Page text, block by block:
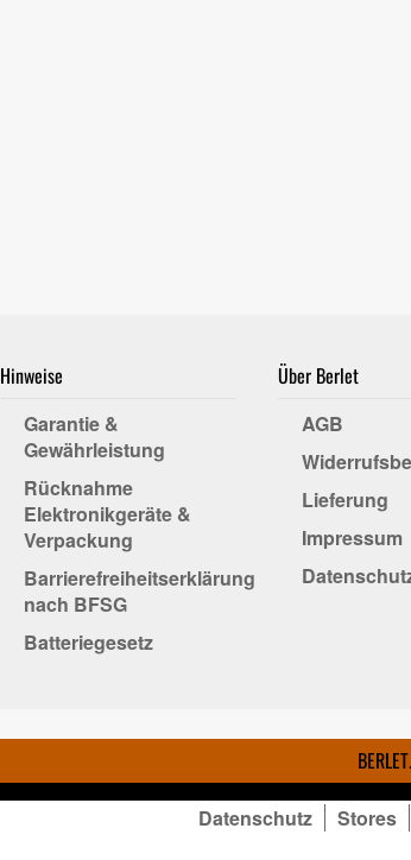
Hinweise
Garantie &
Gewährleistung
Rücknahme
Elektronikgeräte &
Verpackung
Barrierefreiheitserklärung
nach BFSG
Batteriegesetz
Über Berlet
AGB
Lieferung
Impressum
Datenschutz Stores